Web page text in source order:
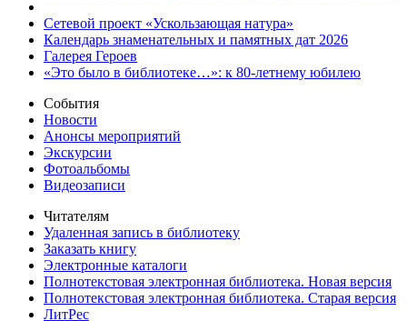
Сетевой проект «Ускользающая натура»
Календарь знаменательных и памятных дат 2026
Галерея Героев
«Это было в библиотеке…»: к 80-летнему юбилею
События
Новости
Анонсы мероприятий
Экскурсии
Фотоальбомы
Видеозаписи
Читателям
Удаленная запись в библиотеку
Заказать книгу
Электронные каталоги
Полнотекстовая электронная библиотека. Новая версия
Полнотекстовая электронная библиотека. Старая версия
ЛитРес